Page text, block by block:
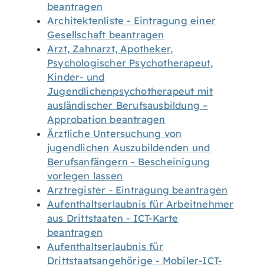
beantragen
Architektenliste - Eintragung einer
Gesellschaft beantragen
Arzt, Zahnarzt, Apotheker,
Psychologischer Psychotherapeut,
Kinder- und
Jugendlichenpsychotherapeut mit
ausländischer Berufsausbildung –
Approbation beantragen
Ärztliche Untersuchung von
jugendlichen Auszubildenden und
Berufsanfängern - Bescheinigung
vorlegen lassen
Arztregister - Eintragung beantragen
Aufenthaltserlaubnis für Arbeitnehmer
aus Drittstaaten - ICT-Karte
beantragen
Aufenthaltserlaubnis für
Drittstaatsangehörige - Mobiler-ICT-